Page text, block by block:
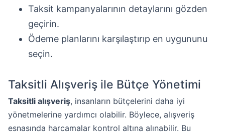
Taksit kampanyalarının detaylarını gözden
geçirin.
Ödeme planlarını karşılaştırıp en uygununu
seçin.
Taksitli Alışveriş ile Bütçe Yönetimi
Taksitli alışveriş, insanların bütçelerini daha iyi
yönetmelerine yardımcı olabilir. Böylece, alışveriş
esnasında harcamalar kontrol altına alınabilir. Bu